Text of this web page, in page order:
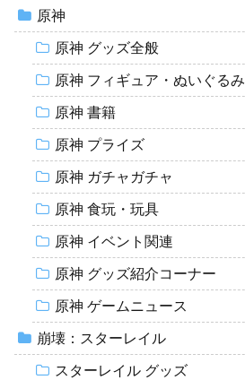
原神
原神 グッズ全般
原神 フィギュア・ぬいぐるみ
原神 書籍
原神 プライズ
原神 ガチャガチャ
原神 食玩・玩具
原神 イベント関連
原神 グッズ紹介コーナー
原神 ゲームニュース
崩壊：スターレイル
スターレイル グッズ